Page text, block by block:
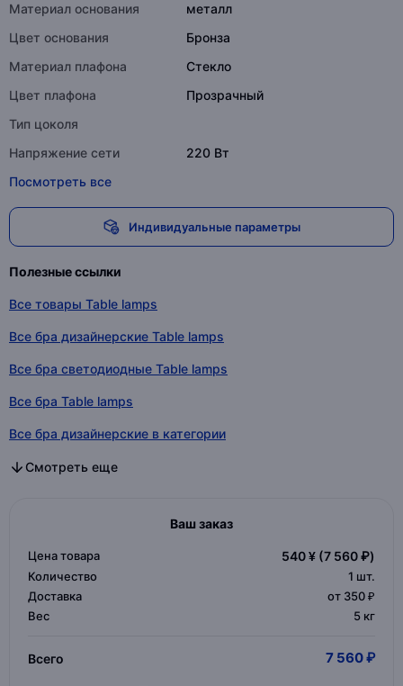
Материал основания
металл
Цвет основания
Бронза
Материал плафона
Стекло
Цвет плафона
Прозрачный
Тип цоколя
Напряжение сети
220 Вт
Посмотреть все
Индивидуальные параметры
Полезные ссылки
Все товары Table lamps
Все бра дизайнерские Table lamps
Все бра светодиодные Table lamps
Все бра Table lamps
Все бра дизайнерские в категории
Все бра светодиодные в категории
Все бра в категории
Смотреть еще
Ваш заказ
Цена товара 540 ¥ (7 560 ₽)
Количество 1 шт.
Доставка
от 350 ₽
Вес
5 кг
Всего 7 560 ₽